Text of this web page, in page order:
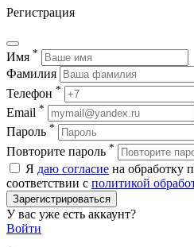
Регистрация
Имя *
Фамилия
Телефон *
Email *
Пароль *
Повторите пароль *
Я даю согласие на обработку
соответствии с политикой
Зарегистрироваться
У вас уже есть аккаунт?
Войти